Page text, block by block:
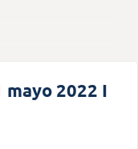
mayo 2022 I